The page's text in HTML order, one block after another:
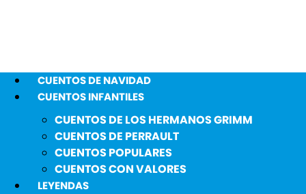
CUENTOS DE NAVIDAD
CUENTOS INFANTILES
CUENTOS DE LOS HERMANOS GRIMM
CUENTOS DE PERRAULT
CUENTOS POPULARES
CUENTOS CON VALORES
LEYENDAS